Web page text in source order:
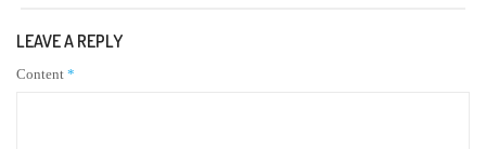
LEAVE A REPLY
Content *